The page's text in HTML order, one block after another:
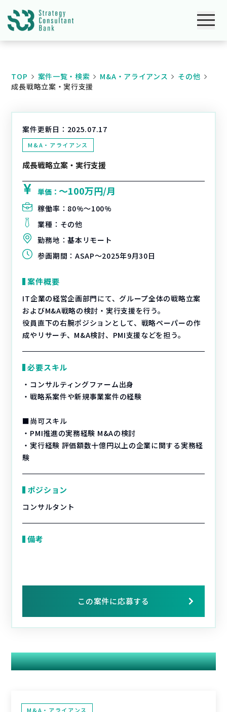
TOP 案件一覧・検索 M&A・アライアンス
その他
成長戦略立案・実行支援
案件更新日： 2025.07.17
M&A・アライアンス
成長戦略立案・実行支援
単価：〜100万円/月
稼働率： 80%〜100%
業種： その他
勤務地：基本リモート
参画期間： ASAP～2025年9月30日
案件概要
IT企業の経営企画部門にて、グループ全体の戦略立案
およびM&A戦略の検討・実行支援を行う。
役員直下の右腕ポジションとして、戦略ペーパーの作
成やリサーチ、M&A検討、PMI支援などを担う。
必要スキル
・コンサルティングファーム出身
・戦略系案件や新規事業案件の経験
■尚可スキル
・PMI推進の実務経験 M&Aの検討
・実行経験 評価額数十億円以上の企業に関する実務経
験
ポジション
コンサルタント
備考
この案件に応募する
関連する案件
M&A・アライアンス